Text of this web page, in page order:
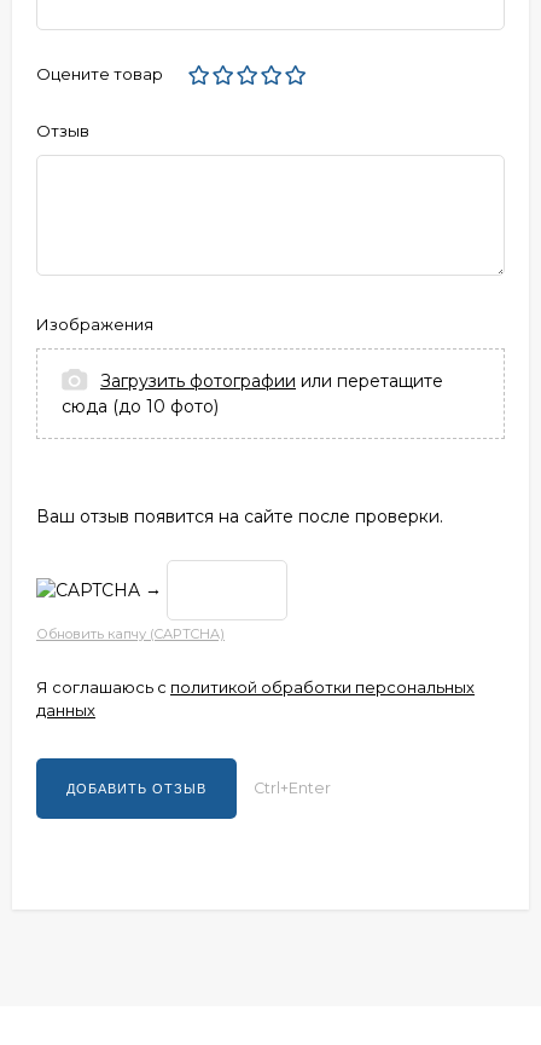
Оцените товар
Отзыв
Изображения
Загрузить фотографии или перетащите
сюда (до 10 фото)
Ваш отзыв появится на сайте после проверки.
→
Обновить капчу (CAPTCHA)
Я соглашаюсь с политикой обработки персональных
данных
Ctrl+Enter